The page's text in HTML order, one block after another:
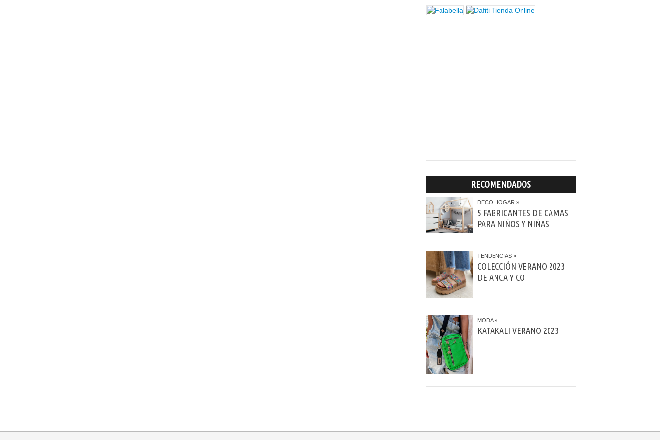
RECOMENDADOS
DECO HOGAR
5 FABRICANTES DE CAMAS
PARA NIÑOS Y NIÑAS
TENDENCIAS
COLECCIÓN VERANO 2023
DE ANCA Y CO
MODA
KATAKALI VERANO 2023